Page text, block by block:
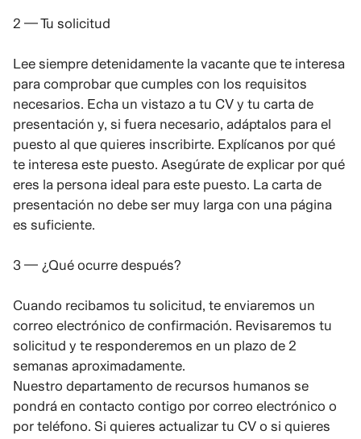
2 — Tu solicitud
Lee siempre detenidamente la vacante que te interesa
para comprobar que cumples con los requisitos
necesarios. Echa un vistazo a tu CV y tu carta de
presentación y, si fuera necesario, adáptalos para el
puesto al que quieres inscribirte. Explícanos por qué
te interesa este puesto. Asegúrate de explicar por qué
eres la persona ideal para este puesto. La carta de
presentación no debe ser muy larga con una página
es suficiente.
3 — ¿Qué ocurre después?
Cuando recibamos tu solicitud, te enviaremos un
correo electrónico de confirmación. Revisaremos tu
solicitud y te responderemos en un plazo de 2
semanas aproximadamente.
Nuestro departamento de recursos humanos se
pondrá en contacto contigo por correo electrónico o
por teléfono. Si quieres actualizar tu CV o si quieres